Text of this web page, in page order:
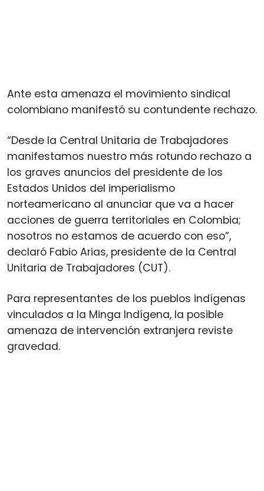
Ante esta amenaza el movimiento sindical
colombiano manifestó su contundente rechazo.
“Desde la Central Unitaria de Trabajadores
manifestamos nuestro más rotundo rechazo a
los graves anuncios del presidente de los
Estados Unidos del imperialismo
norteamericano al anunciar que va a hacer
acciones de guerra territoriales en Colombia;
nosotros no estamos de acuerdo con eso”,
declaró Fabio Arias, presidente de la Central
Unitaria de Trabajadores (CUT).
Para representantes de los pueblos indígenas
vinculados a la Minga Indígena, la posible
amenaza de intervención extranjera reviste
gravedad.